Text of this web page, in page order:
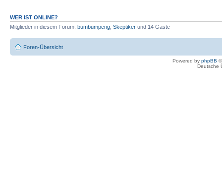
WER IST ONLINE?
Mitglieder in diesem Forum: bumbumpeng Skeptiker und 14 Gäste
Foren-Übersicht
Powered by phpBB
Deutsche